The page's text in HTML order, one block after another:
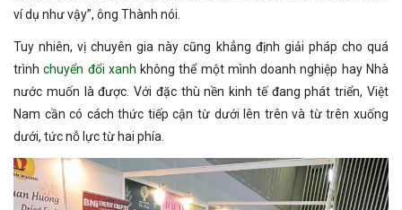
ví dụ như vậy”, ông Thành nói.
Tuy nhiên, vị chuyên gia này cũng khẳng định giải pháp cho quá
trìnhchuyển đổi xanh không thể một mình doanh nghiệp hay Nhà
nước muốn là được. Với đặc thù nền kinh tế đang phát triển, Việt
Nam cần có cách thức tiếp cận từ dưới lên trên và từ trên xuống
dưới, tức nỗ lực từ hai phía.